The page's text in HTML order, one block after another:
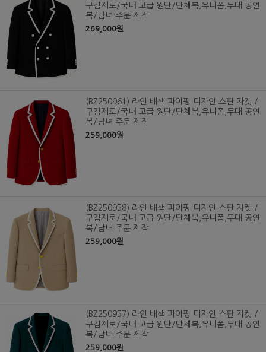
구김제로/국내 고급 원단/단체복,유니폼,무대 공연
복/남녀 주문 제작
269,000원
(BZ250961) 라인 배색 파이핑 디자인 스판 자켓 /
구김제로/국내 고급 원단/단체복,유니폼,무대 공연
복/남녀 주문 제작
259,000원
(BZ250958) 라인 배색 파이핑 디자인 스판 자켓 /
구김제로/국내 고급 원단/단체복,유니폼,무대 공연
복/남녀 주문 제작
259,000원
(BZ250957) 라인 배색 파이핑 디자인 스판 자켓 /
구김제로/국내 고급 원단/단체복,유니폼,무대 공연
복/남녀 주문 제작
259,000원